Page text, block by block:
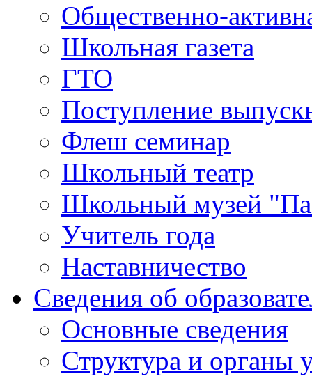
Общественно-
Школьная газета
ГТО
Поступление
Флеш семинар
Школьный театр
Школьный музей
Учитель года
Наставничество
Сведения об
Основные сведения
Структура и органы